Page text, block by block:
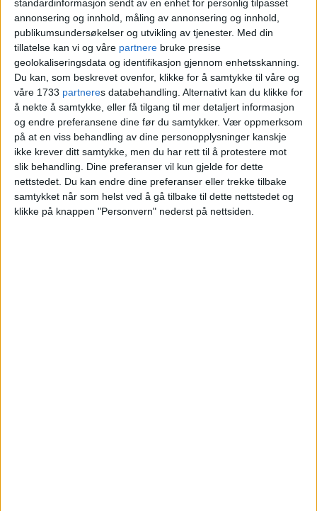
standardinformasjon sendt av en enhet for personlig tilpasset
annonsering og innhold, måling av annonsering og innhold,
publikumsundersøkelser og utvikling av tjenester. Med din
tillatelse kan vi og våre partnere bruke presise
geolokaliseringsdata og identifikasjon gjennom enhetsskanning.
Du kan, som beskrevet ovenfor, klikke for å samtykke til våre og
våre 1733 partneres databehandling. Alternativt kan du klikke for
å nekte å samtykke, eller få tilgang til mer detaljert informasjon
og endre preferansene dine før du samtykker. Vær oppmerksom
på at en viss behandling av dine personopplysninger kanskje
ikke krever ditt samtykke, men du har rett til å protestere mot
slik behandling. Dine preferanser vil kun gjelde for dette
nettstedet. Du kan endre dine preferanser eller trekke tilbake
samtykket når som helst ved å gå tilbake til dette nettstedet og
klikke på knappen "Personvern" nederst på nettsiden.
til. Publikum oppførte seg også
eksemplarisk. Jeg er stolt av byen vår!
Visningene finansieres denne gangen av
DNBogSparebankstiftelsen DNB: